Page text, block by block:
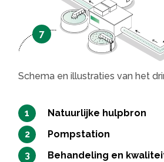
7
Schema en illustraties van het
Natuurlijke hulpbron
Pompstation
Behandeling en